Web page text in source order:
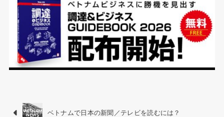
ベトナムで日本の新聞／テレビを読むには？